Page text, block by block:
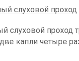
слуховой проход
слуховой проход
капли четыре